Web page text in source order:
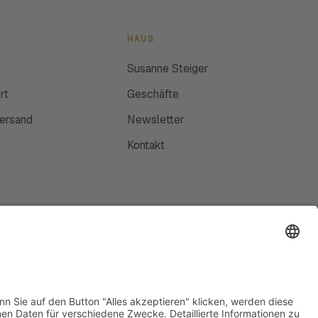
HAUS
Susanne Steiger
Geschäfte
Newsletter
Kontakt